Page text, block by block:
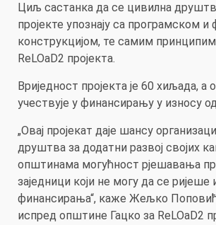
Циљ састанка да се цивилна
пројекте упознају са програмском и
конструкцијом, те самим
ReLOaD2 пројекта.
Вриједност пројекта је 60 хиљада, а
учествује у финансирању у износу
„Овај пројекат даје шансу
друштва за додатни развој својих
општинама могућност рјешавања
заједници који не могу да се ријеше
финансирања“, каже Жељко
испред општине Гацко за ReLOaD2